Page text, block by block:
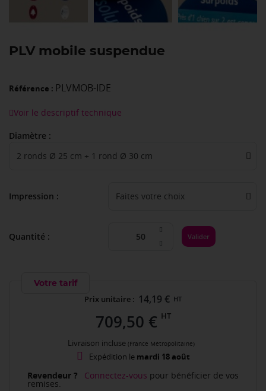
PLV mobile suspendue
Référence : PLVMOB-IDE
Voir le descriptif technique
Diamètre
Impression
Quantité : Valider
Votre tarif
Prix unitaire : 14,19 € HT
709,50 € HT
Livraison incluse (France Métropolitaine)
Expédition le mardi 18 août
Revendeur ? Connectez-vous pour bénéficier de vos
remises.